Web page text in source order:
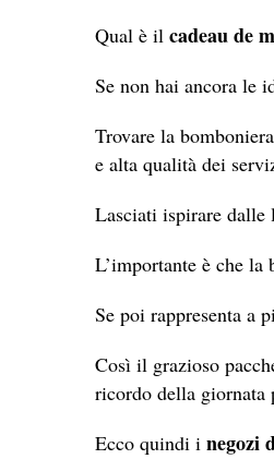
Qual è il cadeau de
Se non hai ancora le
Trovare la
e alta qualità dei
Lasciati ispirare dalle
L’importante è che
Se poi rappresenta a
Così il grazioso
ricordo della giornata
Ecco quindi i negozi